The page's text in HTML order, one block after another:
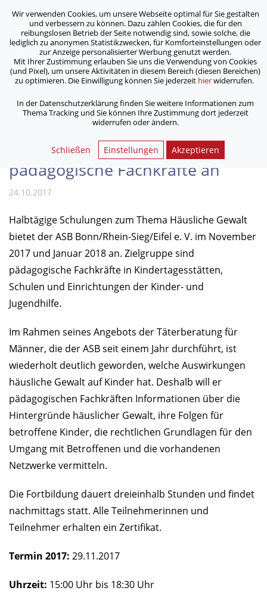
ASB Bonn/Rhein-Sieg/Eifel e.V.
bewegt Menschen
Home / Aktuelles /
ASB bietet Fortbildung zur Häuslichen Gewalt für
Häuslichen Gewalt für
pädagogische Fachkräfte an
24.10.2017
Halbtägige Schulungen zum Thema Häusliche Gewalt
bietet der ASB Bonn/Rhein-Sieg/Eifel e. V. im November
2017 und Januar 2018 an. Zielgruppe sind
pädagogische Fachkräfte in Kindertagesstätten,
Schulen und Einrichtungen der Kinder- und
Jugendhilfe.
Im Rahmen seines Angebots der Täterberatung für
Männer, die der ASB seit einem Jahr durchführt, ist
wiederholt deutlich geworden, welche Auswirkungen
häusliche Gewalt auf Kinder hat. Deshalb will er
pädagogischen Fachkräften Informationen über die
Hintergründe häuslicher Gewalt, ihre Folgen für
betroffene Kinder, die rechtlichen Grundlagen für den
Umgang mit Betroffenen und die vorhandenen
Netzwerke vermitteln.
Die Fortbildung dauert dreieinhalb Stunden und findet
nachmittags statt. Alle Teilnehmerinnen und
Teilnehmer erhalten ein Zertifikat.
Termin 2017: 29.11.2017
Uhrzeit: 15:00 Uhr bis 18:30 Uhr
Wir verwenden Cookies, um unsere Webseite optimal für Sie gestalten
und verbessern zu können. Dazu zählen Cookies, die für den
reibungslosen Betrieb der Seite notwendig sind, sowie solche, die
lediglich zu anonymen Statistikzwecken, für Komforteinstellungen oder
zur Anzeige personalisierter Werbung genutzt werden.
Mit Ihrer Zustimmung erlauben Sie uns die Verwendung von Cookies
(und Pixel), um unsere Aktivitäten in diesem Bereich (diesen Bereichen)
zu optimieren. Die Einwilligung können Sie jederzeit hierwiderrufen.
In der Datenschutzerklärung finden Sie weitere Informationen zum
Thema Tracking und Sie können Ihre Zustimmung dort jederzeit
widerrufen oder ändern.
Schließen Einstellungen Akzeptieren